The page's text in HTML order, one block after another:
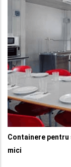
Containere
mici